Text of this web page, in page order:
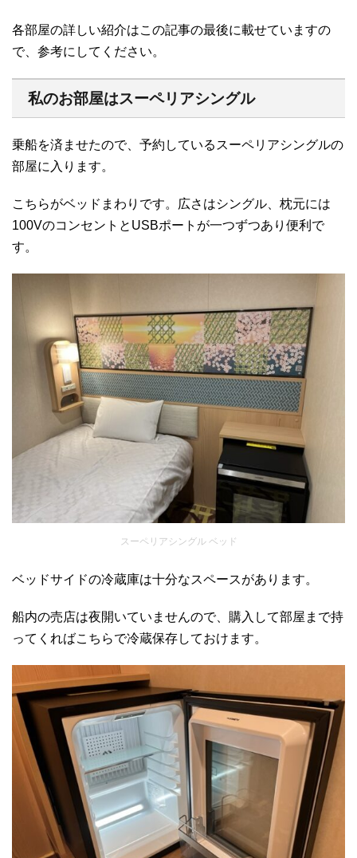
各部屋の詳しい紹介はこの記事の最後に載せていますの
で、参考にしてください。
私のお部屋はスーペリアシングル
乗船を済ませたので、予約しているスーペリアシングルの
部屋に入ります。
こちらがベッドまわりです。広さはシングル、枕元には
100VのコンセントとUSBポートが一つずつあり便利で
す。
スーペリアシングル ベッド
ベッドサイドの冷蔵庫は十分なスペースがあります。
船内の売店は夜開いていませんので、購入して部屋まで持
ってくればこちらで冷蔵保存しておけます。